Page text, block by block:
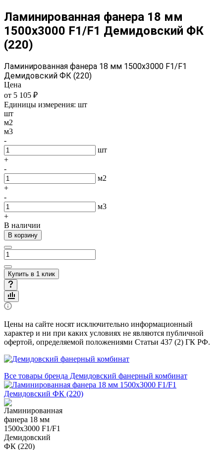
Ламинированная фанера 18 мм
1500х3000 F1/F1 Демидовский ФК
(220)
Ламинированная фанера 18 мм 1500х3000 F1/F1
Демидовский ФК (220)
Цена
от 5 105 ₽
Единицы измерения: шт
шт
м2
м3
-
шт
+
-
м2
+
-
м3
+
В наличии
В корзину
Купить в 1 клик
Цены на сайте носят исключительно информационный
характер и ни при каких условиях не являются публичной
офертой, определяемой положениями Статьи 437 (2) ГК РФ.
Все товары бренда Демидовский фанерный комбинат